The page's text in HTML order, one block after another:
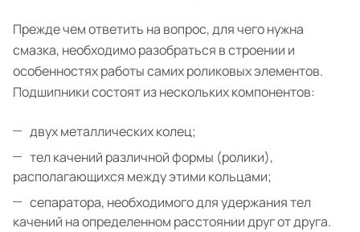
Прежде чем ответить на вопрос, для чего нужна
смазка, необходимо разобраться в строении и
особенностях работы самих роликовых элементов.
Подшипники состоят из нескольких компонентов:
двух металлических колец;
тел качений различной формы (ролики),
располагающихся между этими кольцами;
сепаратора, необходимого для удержания тел
качений на определенном расстоянии друг от друга.